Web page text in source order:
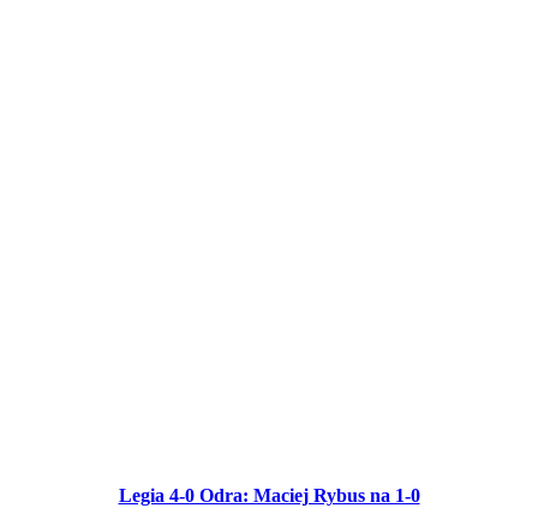
Legia 4-0 Odra: Maciej Rybus na 1-0